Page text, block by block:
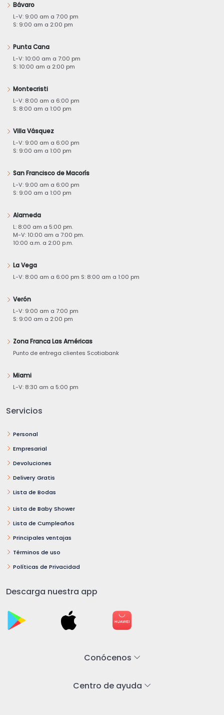
Bávaro
L-V: 9:00 am a 7:00 pm
S: 9:00 am a 2:00 pm
Punta Cana
L-V: 10:00 am a 7:00 pm
S: 10:00 am a 2:00 pm
Montecristi
L-V: 8:00 am a 6:00 pm
S: 8:00 am a 1:00 pm
Villa Vásquez
L-V: 9:00 am a 6:00 pm
S: 9:00 am a 1:00 pm
San Francisco de Macorís
L-V: 9:00 am a 6:00 pm
S: 9:00 am a 1:00 pm
Alameda
L: 8:00 am a 5:00 pm.
M-V: 10:00 am a 7:00 pm.
10:00 a.m. a 2:00 p.m.
La Vega
L-V: 8:00 am a 6:00 pm S: 8:00 am a 1:00 pm
Verón
L-V: 9:00 am a 7:00 pm
S: 9:00 am a 2:00 pm
Zona Franca Las Américas
Punto de entrega clientes Scotiabank
Miami
L-V: 8:30 am a 5:00 pm
Servicios
Personal
Empresarial
Devoluciones
Delivery Gratis
Lista de Bodas
Lista de Baby Shower
Lista de Cumpleaños
Principales ventajas
Términos de uso
Políticas de Privacidad
Descarga nuestra app
Conócenos
Centro de ayuda